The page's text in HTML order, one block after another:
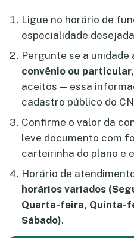
Ligue no horário de
especialidade
Pergunte se a unidade
convênio ou particular
aceitos — essa
cadastro público do
Confirme o valor da
leve documento com
carteirinha do plano e
Horário de
horários variados
Quarta-feira, Quinta-
Sábado).